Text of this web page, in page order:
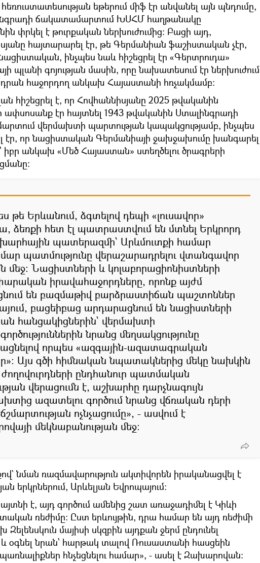
եթերում միֆ էր անվանել այն պնդումը,
ճակատամարտում ԽՍՀՄ հաղթանակը
փրկել է թուրքական ներխուժումից։ Բացի այդ,
հայտարարել էր, թե Գերմանիան ֆաշիստական չէր,
նացիստական, ինչպես նաև հիշեցրել էր «Գերտրուդա»
պլանի գոյության մասին, որը նախատեսում էր ներխուժում
դրան հաջորդող անկախ Հայաստանի հռչակմամբ։
հիշեցրել է, որ Հովհաննիսյանը 2025 թվականին
էր հայտնել 1943 թվականին Ստալինգրադի
վերմախտի պարտության կապակցությամբ, ինչպես
էր, որ նացիստական Գերմանիայի ջախջախումը խանգարել
իբր անկախ «Մեծ Հայաստան» ստեղծելու ծրագրերի
թե Երևանում, ձգտելով դեպի «լուսավոր»
ձեռքի հետ էլ պատրաստվում են մտնել Երկրորդ
պատերազմի՝ Արևմուտքի համար
պատմությունը վերաշարադրելու վտանգավոր
մեջ: Նացիստների և կոլաբորացիոնիստների
իրավահաջորդները, որոնք այժմ
են բազմաթիվ բարձրաստիճան պաշտոններ
բացեիբաց արդարացնում են նացիստների
հանցակիցներին՝ վերմախտի
նրանց մեղսակցությունը
որպես «ազգային-ազատագրական
Այս գծի հիմնական նպատակներից մեկը նախկին
ընդհանուր պատմական
վերացումն է, աշխարհը դարչնագույն
ազատելու գործում նրանց վճռական դերի
ոչնչացումը», - ասվում է
մեկնաբանության մեջ:
նման ռազմավարություն ակտիվորեն իրականացվել է
երկրներում, Արևելյան Եվրոպայում։
է, այդ գործում ամենից շատ առաջադիմել է Կիևի
ռեժիմը։ Ըստ երևույթին, դրա համար են այդ ռեժիմի
Զելենսկուն մայիսի սկզբին այդքան ջերմ ընդունել
օգնել նրան՝ հարթակ տալով Ռուսաստանի հասցեին
հնչեցնելու համար», - ասել է Զախարովան։